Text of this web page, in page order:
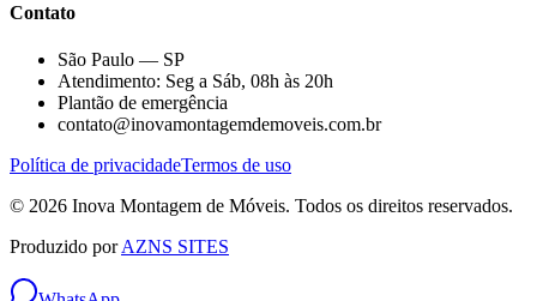
Contato
São Paulo — SP
Atendimento: Seg a Sáb, 08h às 20h
Plantão de emergência
contato@inovamontagemdemoveis.com.br
Política de privacidadeTermos de uso
© 2026 Inova Montagem de Móveis. Todos os direitos reservados.
Produzido porAZNS SITES